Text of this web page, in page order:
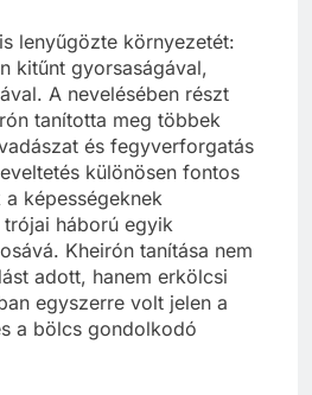
lenyűgözte környezetét:
kitűnt gyorsaságával,
A nevelésében részt
tanította meg többek
és fegyverforgatás
különösen fontos
képességeknek
háború egyik
Kheirón tanítása nem
adott, hanem erkölcsi
egyszerre volt jelen a
a bölcs gondolkodó